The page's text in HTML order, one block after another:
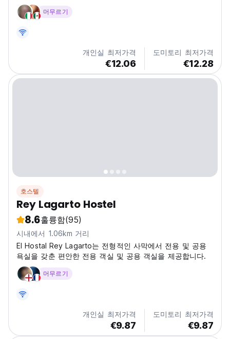
있어 투어 후 휴식을 취하거나 다른 여행자들과 교류하기에
이상적입니다.
머무르기
개인실 최저가격
€12.06
도미토리 최저가격
€12.28
호스텔
Rey Lagarto Hostel
8.6훌륭함(95)
시내에서 1.06km 거리
El Hostal Rey Lagarto는 전형적인 사막에서 전용 및 공용
욕실을 갖춘 편안한 전용 객실 및 공용 객실을 제공합니다.
머무르기
개인실 최저가격
€9.87
도미토리 최저가격
€9.87